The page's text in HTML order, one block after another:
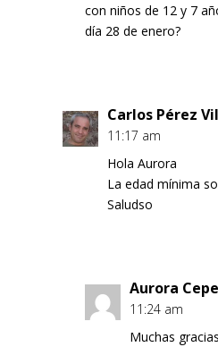
con niños de 12 y 7
día 28 de enero?
Carlos Pérez
11:17 am
Hola Aurora
La edad mínima
Saludso
Aurora
11:24 am
Muchas